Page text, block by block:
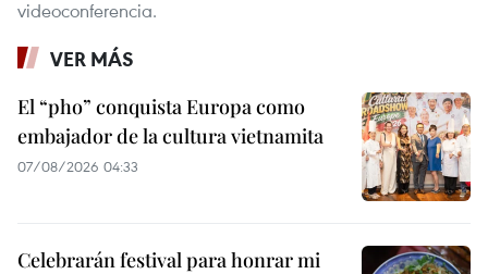
videoconferencia.
VER MÁS
El “pho” conquista Europa como
embajador de la cultura vietnamita
07/08/2026 04:33
Celebrarán festival para honrar mi